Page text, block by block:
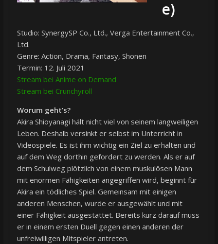
e)
Studio: SynergySP Co., Ltd., Verga Entertainment Co.,
Ltd.
Genre: Action, Drama, Fantasy, Shonen
Termin: 12. Juli 2021
Stream bei Anime on Demand
Stream bei Crunchyroll
Worum geht’s?
Akira Shioyanagi hält nicht viel von seinem langweiligen
Leben. Deshalb versinkt er selbst im Unterricht in
Videospiele. Es ist ihm wichtig ein Ziel zu erhalten und
auf dem Weg dorthin gefordert zu werden. Als er auf
dem Schulweg plötzlich von einem muskulösen Mann
mit enormen Fähigkeiten angegriffen wird, beginnt für
Akira ein tödliches Spiel. Gemeinsam mit einigen
anderen Menschen, wurde er ausgewählt und mit
einer Fähigkeit ausgestattet. Bereits kurz darauf muss
er in einem ersten Duell gegen einen anderen der
unfreiwilligen Mitspieler antreten.